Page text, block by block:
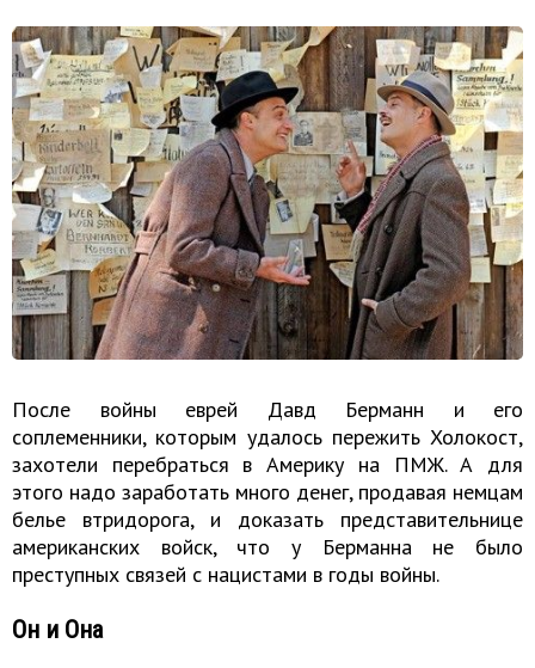
После войны еврей Давд Берманн и его
соплеменники, которым удалось пережить Холокост,
захотели перебраться в Америку на ПМЖ. А для
этого надо заработать много денег, продавая немцам
белье втридорога, и доказать представительнице
американских войск, что у Берманна не было
преступных связей с нацистами в годы войны.
Он и Она